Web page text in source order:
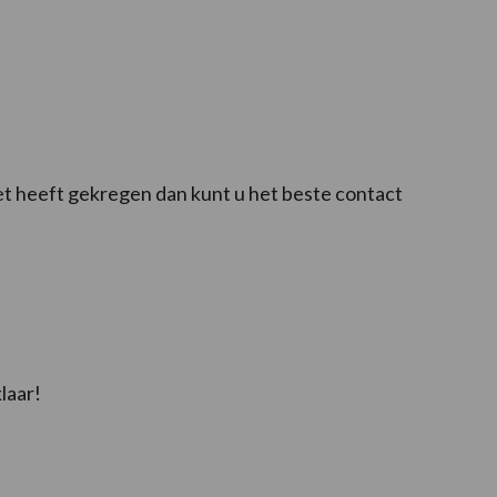
heeft gekregen dan kunt u het beste contact